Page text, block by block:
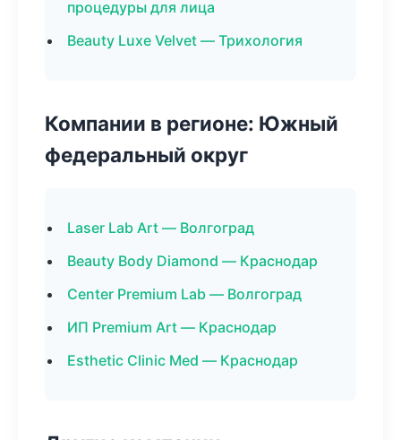
процедуры для лица
Beauty Luxe Velvet — Трихология
Компании в регионе: Южный
федеральный округ
Laser Lab Art — Волгоград
Beauty Body Diamond — Краснодар
Center Premium Lab — Волгоград
ИП Premium Art — Краснодар
Esthetic Clinic Med — Краснодар